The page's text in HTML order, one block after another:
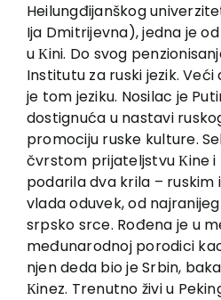
Knjige
U pripremi
Akcija
Autori
Vesti
EU PROJEKTI
Kontakt
Heilungđijanškog
Ija Dmitrijevna), jedna je
u Кini. Do svog
Institutu za ruski jezik.
je tom jeziku. Nosilac je
dostignuća u nastavi
promociju ruske kulture.
čvrstom prijateljstvu Кine i
podarila dva krila – ruskim
vlada oduvek, od
srpsko srce. Rođena je u
međunarodnoj porodici
njen deda bio je Srbin,
Кinez. Trenutno živi u